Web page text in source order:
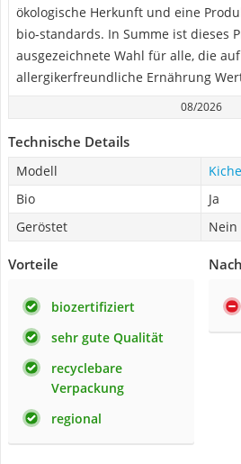
ökologische Herkunft und eine
bio-standards. In Summe ist dieses
ausgezeichnete Wahl für alle, die
allergikerfreundliche Ernährung
08/2026
Technische Details
Modell
Bio
Ja
Geröstet
Nein
Vorteile
biozertifiziert
sehr gute Qualität
recyclebare
Verpackung
regional